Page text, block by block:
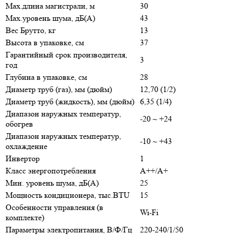
Max.длина магистрали, м
30
Max.уровень шума, дБ(А)
43
Вес Брутто, кг
13
Высота в упаковке, см
37
Гарантийный срок производителя,
год
3
Глубина в упаковке, см
28
Диаметр труб (газ), мм (дюйм)
12,70 (1/2)
Диаметр труб (жидкость), мм (дюйм) 6,35 (1/4)
Диапазон наружных температур,
обогрев
-20 ~ +24
Диапазон наружных температур,
охлаждение
-10 ~ +43
Инвертор
1
Класс энергопотребления
A++/A+
Мин. уровень шума, дБ(А)
25
Мощность кондиционера, тыс.BTU
15
Особенности управления (в
комплекте)
Wi-Fi
Параметры электропитания, В/Ф/Гц
220-240/1/50